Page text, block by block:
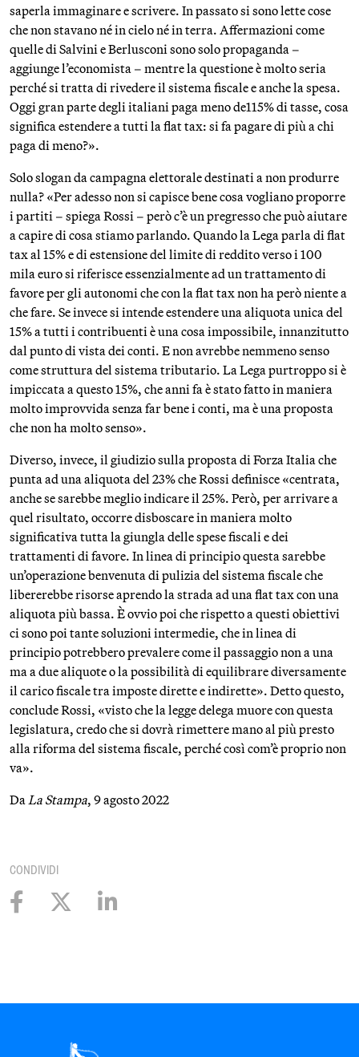
saperla immaginare e scrivere. In passato si sono lette cose
che non stavano né in cielo né in terra. Affermazioni come
quelle di Salvini e Berlusconi sono solo propaganda –
aggiunge l’economista – mentre la questione è molto seria
perché si tratta di rivedere il sistema fiscale e anche la spesa.
Oggi gran parte degli italiani paga meno de115% di tasse, cosa
significa estendere a tutti la flat tax: si fa pagare di più a chi
paga di meno?».
Solo slogan da campagna elettorale destinati a non produrre
nulla? «Per adesso non si capisce bene cosa vogliano proporre
i partiti – spiega Rossi – però c’è un pregresso che può aiutare
a capire di cosa stiamo parlando. Quando la Lega parla di flat
tax al 15% e di estensione del limite di reddito verso i 100
mila euro si riferisce essenzialmente ad un trattamento di
favore per gli autonomi che con la flat tax non ha però niente a
che fare. Se invece si intende estendere una aliquota unica del
15% a tutti i contribuenti è una cosa impossibile, innanzitutto
dal punto di vista dei conti. E non avrebbe nemmeno senso
come struttura del sistema tributario. La Lega purtroppo si è
impiccata a questo 15%, che anni fa è stato fatto in maniera
molto improvvida senza far bene i conti, ma è una proposta
che non ha molto senso».
Diverso, invece, il giudizio sulla proposta di Forza Italia che
punta ad una aliquota del 23% che Rossi definisce «centrata,
anche se sarebbe meglio indicare il 25%. Però, per arrivare a
quel risultato, occorre disboscare in maniera molto
significativa tutta la giungla delle spese fiscali e dei
trattamenti di favore. In linea di principio questa sarebbe
un’operazione benvenuta di pulizia del sistema fiscale che
libererebbe risorse aprendo la strada ad una flat tax con una
aliquota più bassa. È ovvio poi che rispetto a questi obiettivi
ci sono poi tante soluzioni intermedie, che in linea di
principio potrebbero prevalere come il passaggio non a una
ma a due aliquote o la possibilità di equilibrare diversamente
il carico fiscale tra imposte dirette e indirette». Detto questo,
conclude Rossi, «visto che la legge delega muore con questa
legislatura, credo che si dovrà rimettere mano al più presto
alla riforma del sistema fiscale, perché così com’è proprio non
va».
DaLa Stampa, 9 agosto 2022
CONDIVIDI